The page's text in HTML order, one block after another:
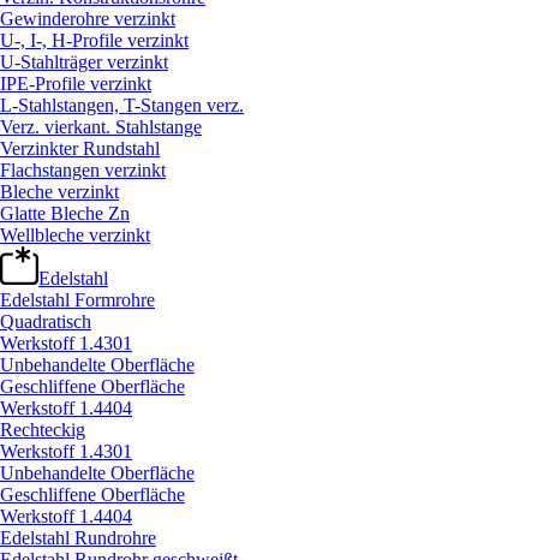
Gewinderohre verzinkt
U-, I-, H-Profile verzinkt
U-Stahlträger verzinkt
IPE-Profile verzinkt
L-Stahlstangen, T-Stangen verz.
Verz. vierkant. Stahlstange
Verzinkter Rundstahl
Flachstangen verzinkt
Bleche verzinkt
Glatte Bleche Zn
Wellbleche verzinkt
Edelstahl
Edelstahl Formrohre
Quadratisch
Werkstoff 1.4301
Unbehandelte Oberfläche
Geschliffene Oberfläche
Werkstoff 1.4404
Rechteckig
Werkstoff 1.4301
Unbehandelte Oberfläche
Geschliffene Oberfläche
Werkstoff 1.4404
Edelstahl Rundrohre